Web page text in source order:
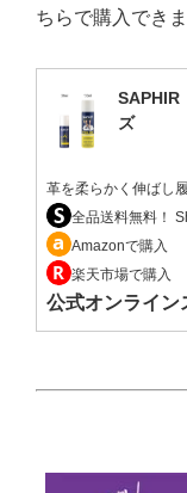
ちらで購入できま
SAPHIR
ズ
革を柔らかく伸ばし
全品送料無料！
Amazonで購入
楽天市場で購入
公式オンライ